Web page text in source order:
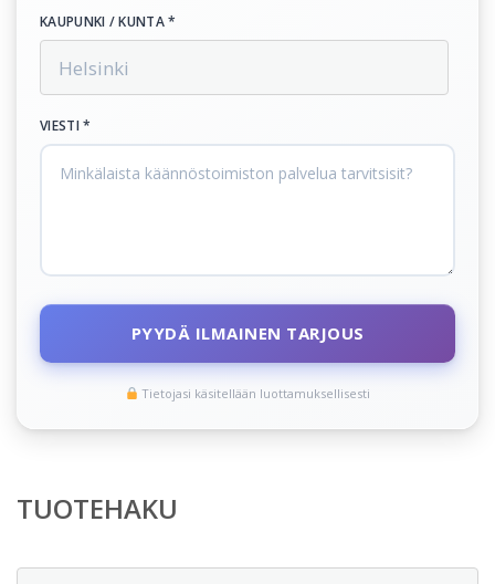
KAUPUNKI / KUNTA *
VIESTI *
PYYDÄ ILMAINEN TARJOUS
Tietojasi käsitellään luottamuksellisesti
TUOTEHAKU